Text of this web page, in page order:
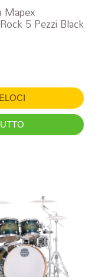
Mapex
5 Pezzi Black